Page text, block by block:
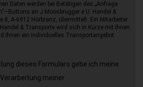
Daten werden bei Betätigen des „Anfrage
an J.Moosbrugger e.U. Handel &
8, A-6912 Hörbranz, übermittelt. Ein Mitarbeiter
& Transporte wird sich in Kürze mit Ihnen
Ihnen ein individuelles Transportangebot
dieses Formulars gebe ich meine
meiner